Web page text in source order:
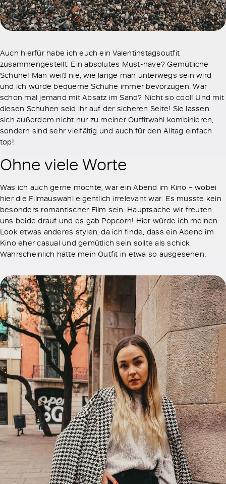
Auch hierfür habe ich euch ein Valentinstagsoutfit
zusammengestellt. Ein absolutes Must-have? Gemütliche
Schuhe! Man weiß nie, wie lange man unterwegs sein wird
und ich würde bequeme Schuhe immer bevorzugen. War
schon mal jemand mit Absatz im Sand? Nicht so cool! Und mit
diesen Schuhen seid ihr auf der sicheren Seite! Sie lassen
sich außerdem nicht nur zu meiner Outfitwahl kombinieren,
sondern sind sehr vielfältig und auch für den Alltag einfach
top!
Ohne viele Worte
Was ich auch gerne mochte, war ein Abend im Kino – wobei
hier die Filmauswahl eigentlich irrelevant war. Es musste kein
besonders romantischer Film sein. Hauptsache wir freuten
uns beide drauf und es gab Popcorn! Hier würde ich meinen
Look etwas anderes stylen, da ich finde, dass ein Abend im
Kino eher casual und gemütlich sein sollte als schick.
Wahrscheinlich hätte mein Outfit in etwa so ausgesehen: